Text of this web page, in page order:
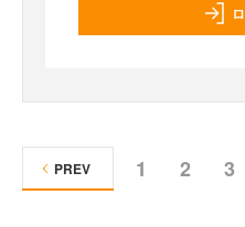
1 2 3
PREV